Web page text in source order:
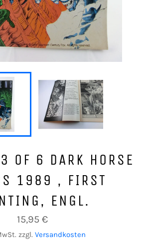
OF 6 DARK HORSE
1989 , FIRST
ENGL.
Normaler
Preis
15,95 €
zzgl. Versandkosten